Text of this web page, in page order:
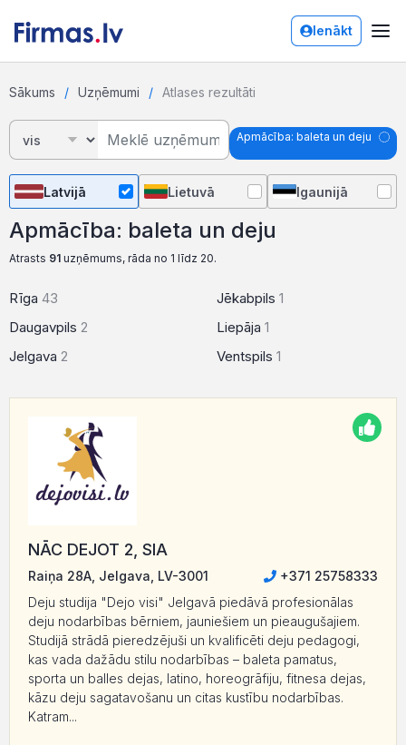
Ienākt
Sākums Uzņēmumi Atlases rezultāti
Apmācība: baleta un deju
Latvijā Lietuvā Igaunijā
Apmācība: baleta un deju
Atrasts 91 uzņēmums, rāda no 1 līdz 20.
Rīga 43
Daugavpils 2
Jelgava 2
Jēkabpils 1
Liepāja 1
Ventspils 1
NĀC DEJOT 2, SIA
Raiņa 28A, Jelgava, LV-3001
+371 25758333
Deju studija "Dejo visi" Jelgavā piedāvā profesionālas
deju nodarbības bērniem, jauniešiem un pieaugušajiem.
Studijā strādā pieredzējuši un kvalificēti deju pedagogi,
kas vada dažādu stilu nodarbības – baleta pamatus,
sporta un balles dejas, latino, horeogrāfiju, fitnesa dejas,
kāzu deju sagatavošanu un citas kustību nodarbības.
Katram...